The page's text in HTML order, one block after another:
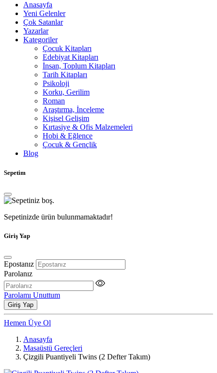
Anasayfa
Yeni Gelenler
Çok Satanlar
Yazarlar
Kategoriler
Çocuk Kitapları
Edebiyat Kitapları
İnsan, Toplum Kitapları
Tarih Kitapları
Psikoloji
Korku, Gerilim
Roman
Araştırma, İnceleme
Kişisel Gelişim
Kırtasiye & Ofis Malzemeleri
Hobi & Eğlence
Çocuk & Gençlik
Blog
Sepetim
Sepetinizde ürün bulunmamaktadır!
Giriş Yap
Epostanız
Parolanız
Parolamı Unuttum
Giriş Yap
Hemen Üye Ol
Anasayfa
Masaüstü Gereçleri
Çizgili Puantiyeli Twins (2 Defter Takım)